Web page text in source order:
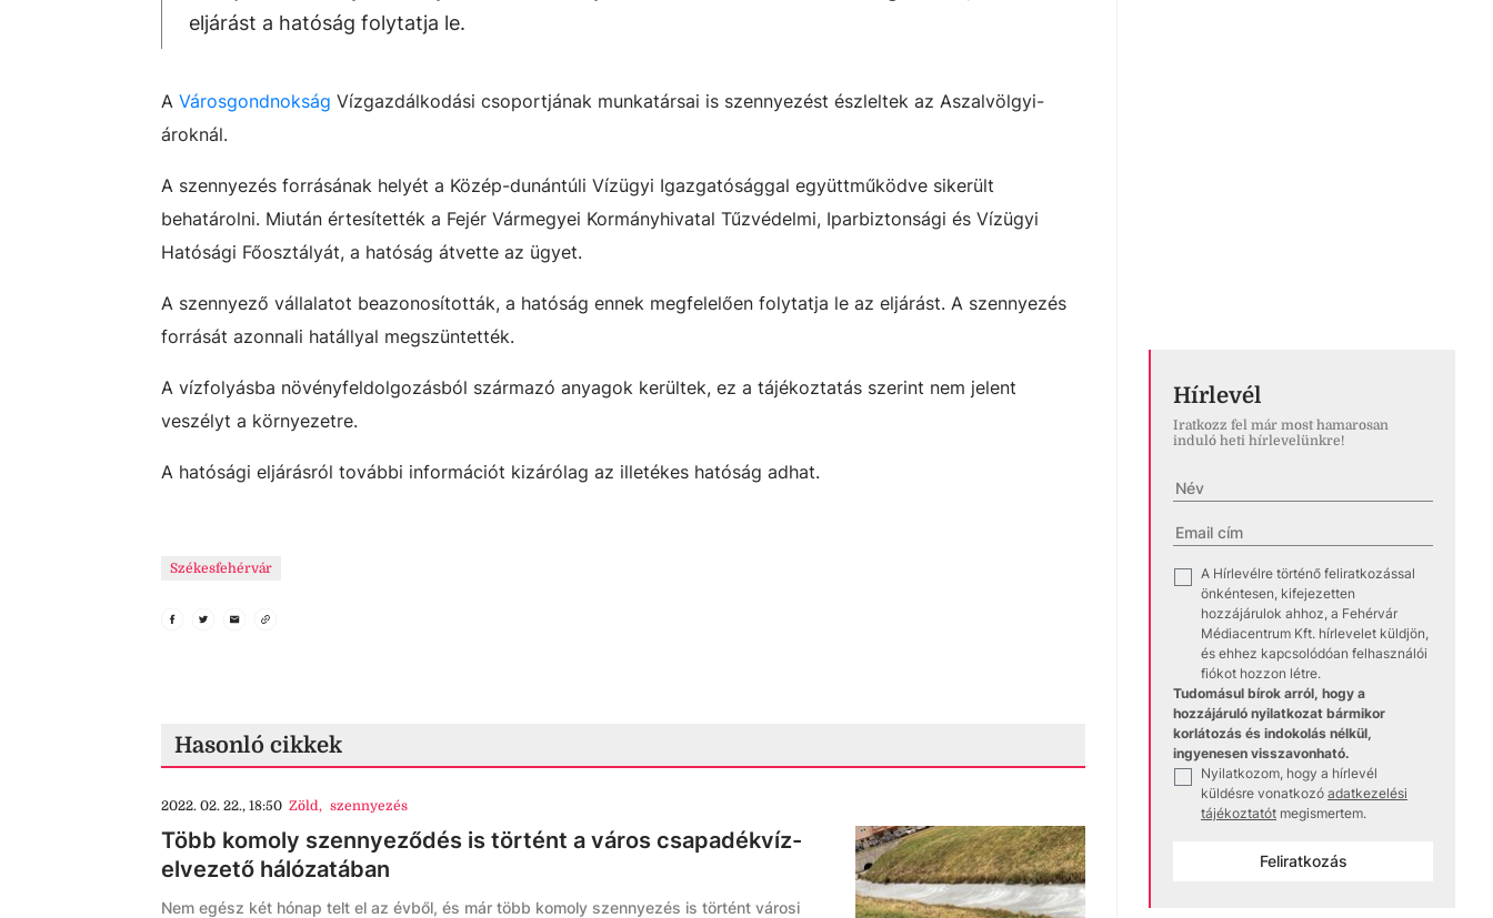
eljárást a hatóság folytatja le.
A Városgondnokság Vízgazdálkodási csoportjának munkatársai is szennyezést észleltek az Aszalvölgyi-
ároknál.
A szennyezés forrásának helyét a Közép-dunántúli Vízügyi Igazgatósággal együttműködve sikerült
behatárolni. Miután értesítették a Fejér Vármegyei Kormányhivatal Tűzvédelmi, Iparbiztonsági és Vízügyi
Hatósági Főosztályát, a hatóság átvette az ügyet.
A szennyező vállalatot beazonosították, a hatóság ennek megfelelően folytatja le az eljárást. A szennyezés
forrását azonnali hatállyal megszüntették.
A vízfolyásba növényfeldolgozásból származó anyagok kerültek, ez a tájékoztatás szerint nem jelent
veszélyt a környezetre.
A hatósági eljárásról további információt kizárólag az illetékes hatóság adhat.
Székesfehérvár
Hasonló cikkek
2022. 02. 22., 18:50 Zöld, szennyezés
Több komoly szennyeződés is történt a város csapadékvíz-
elvezető hálózatában
Nem egész két hónap telt el az évből, és már több komoly szennyezés is történt városi
Hírlevél
Iratkozz fel már most hamarosan
induló heti hírlevelünkre!
A Hírlevélre történő feliratkozással
önkéntesen, kifejezetten
hozzájárulok ahhoz, a Fehérvár
Médiacentrum Kft. hírlevelet küldjön,
és ehhez kapcsolódóan felhasználói
fiókot hozzon létre.
Tudomásul bírok arról, hogy a
hozzájáruló nyilatkozat bármikor
korlátozás és indokolás nélkül,
ingyenesen visszavonható.
Nyilatkozom, hogy a hírlevél
küldésre vonatkozó adatkezelési
tájékoztatót megismertem.
Feliratkozás